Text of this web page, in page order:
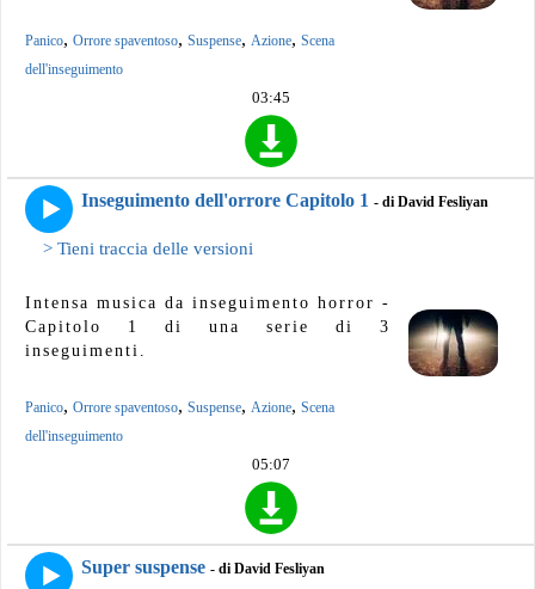
Panico, Orrore spaventoso, Suspense, Azione, Scena
dell'inseguimento
03:45
Inseguimento dell'orrore Capitolo 1 - di David Fesliyan
> Tieni traccia delle versioni
Intensa musica da inseguimento horror -
Capitolo 1 di una serie di 3
inseguimenti.
Panico, Orrore spaventoso, Suspense, Azione, Scena
dell'inseguimento
05:07
Super suspense - di David Fesliyan